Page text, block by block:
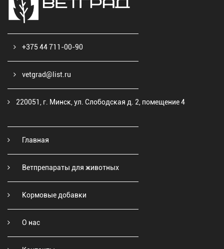
+375 44 711-00-90
vetgrad@list.ru
220051, г. Минск, ул. Слободская д. 2, помещение 4
Главная
Ветпрепараты для животных
Кормовые добавки
О нас